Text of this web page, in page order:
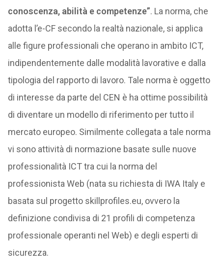
conoscenza, abilità e competenze”. La norma, che
adotta l’e-CF secondo la realtà nazionale, si applica
alle figure professionali che operano in ambito ICT,
indipendentemente dalle modalità lavorative e dalla
tipologia del rapporto di lavoro. Tale norma è oggetto
di interesse da parte del CEN è ha ottime possibilità
di diventare un modello di riferimento per tutto il
mercato europeo. Similmente collegata a tale norma
vi sono attività di normazione basate sulle nuove
professionalità ICT tra cui la norma del
professionista Web (nata su richiesta di IWA Italy e
basata sul progetto skillprofiles.eu, ovvero la
definizione condivisa di 21 profili di competenza
professionale operanti nel Web) e degli esperti di
sicurezza.